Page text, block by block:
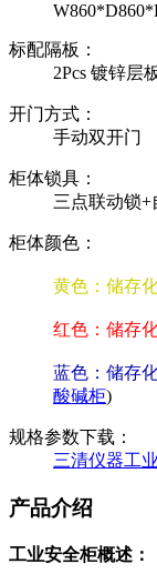
标配隔板：
2Pcs 镀锌层
开门方式：
手动双开门
柜体锁具：
三点联动锁+
柜体颜色：
黄色：储存
红色：储存
蓝色：储存
酸碱柜)
规格参数下载：
三清仪器工
产品介绍
工业安全柜概述：